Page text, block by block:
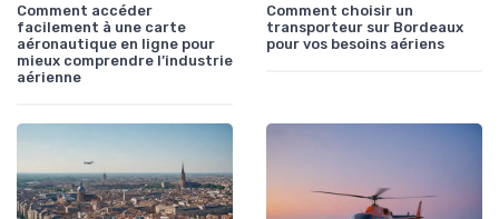
Comment accéder
facilement à une carte
aéronautique en ligne pour
mieux comprendre l’industrie
aérienne
Comment choisir un
transporteur sur Bordeaux
pour vos besoins aériens